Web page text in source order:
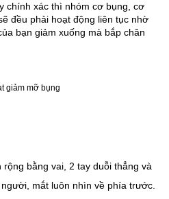
chính xác thì nhóm cơ bụng, cơ
đều phải hoạt động liên tục nhờ
bạn giảm xuống mà bắp chân
bằng vai, 2 tay duỗi thẳng và
mắt luôn nhìn về phía trước.